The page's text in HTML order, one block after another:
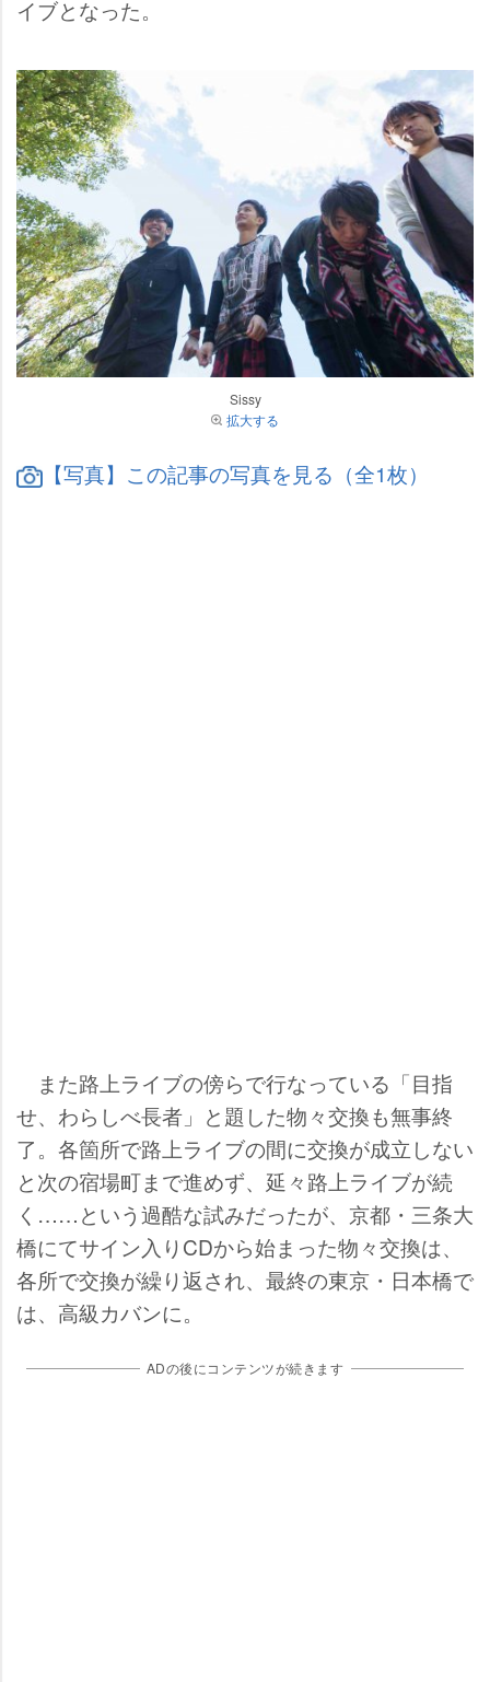
イブとなった。
Sissy
拡大する
【写真】この記事の写真を見る（全1枚）
また路上ライブの傍らで行なっている「目指
せ、わらしべ長者」と題した物々交換も無事終
了。各箇所で路上ライブの間に交換が成立しない
と次の宿場町まで進めず、延々路上ライブが続
く……という過酷な試みだったが、京都・三条大
橋にてサイン入りCDから始まった物々交換は、
各所で交換が繰り返され、最終の東京・日本橋で
は、高級カバンに。
ADの後にコンテンツが続きます